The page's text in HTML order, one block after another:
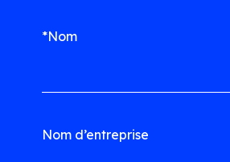
*Nom
Nom d’entreprise